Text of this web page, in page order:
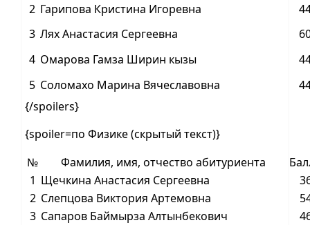
2 Гарипова Кристина Игоревна
3 Лях Анастасия Сергеевна
4 Омарова Гамза Ширин кызы
5 Соломахо Марина Вячеславовна
{/spoilers}
{spoiler=по Физике (скрытый текст)}
№
Фамилия, имя, отчество абитуриента
1 Щечкина Анастасия Сергеевна
2 Слепцова Виктория Артемовна
3 Сапаров Баймырза Алтынбекович